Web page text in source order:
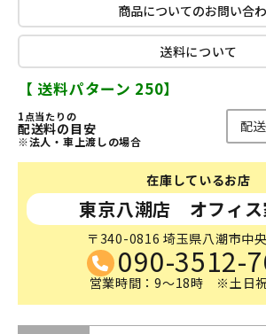
商品についてのお問い合
送料について
【 送料パターン 250】
1点当たりの
配送料の目安
※法人・車上渡しの場合
在庫しているお店
東京八潮店 オフィス
〒340-0816 埼玉県八潮市中
090-3512-
営業時間：9～18時 ※土日